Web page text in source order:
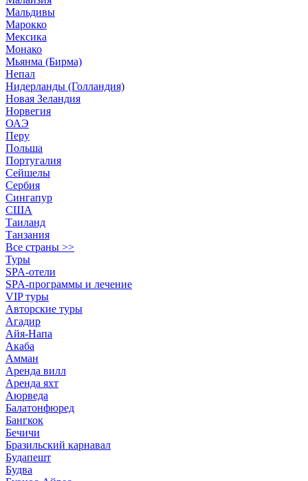
Мальдивы
Марокко
Мексика
Монако
Мьянма (Бирма)
Непал
Нидерланды (Голландия)
Новая Зеландия
Норвегия
ОАЭ
Перу
Польша
Португалия
Сейшелы
Сербия
Сингапур
США
Таиланд
Танзания
Все страны >>
Туры
SPA-отели
SPA-программы и лечение
VIP туры
Авторские туры
Агадир
Айя-Напа
Акаба
Амман
Аренда вилл
Аренда яхт
Аюрведа
Балатонфюред
Бангкок
Бечичи
Бразильский карнавал
Будапешт
Будва